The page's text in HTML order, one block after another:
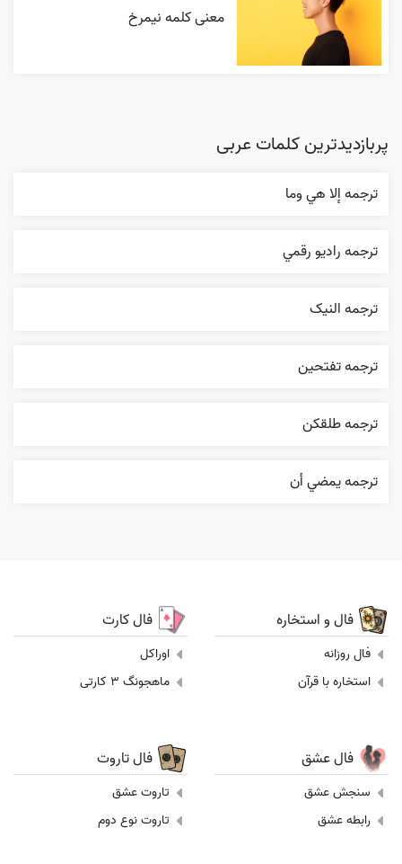
معنی کلمه نیمرخ
پربازدیدترین کلمات عربی
ترجمه إلا هي وما
ترجمه راديو رقمي
ترجمه النیک
ترجمه تفتحين
ترجمه طلقکن
ترجمه يمضي أن
فال و استخاره
فال روزانه
استخاره با قرآن
فال کارت
اوراکل
ماهجونگ 3 کارتی
فال عشق
سنجش عشق
رابطه عشق
فال تاروت
تاروت عشق
تاروت نوع دوم